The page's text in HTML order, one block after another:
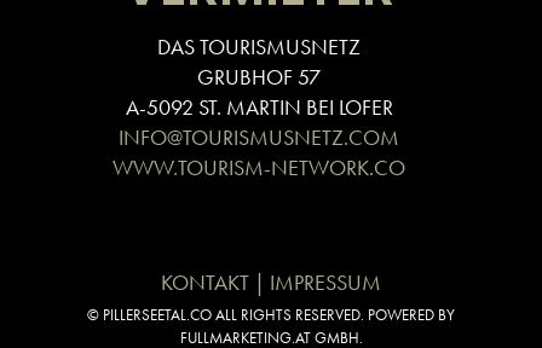
DAS TOURISMUSNETZ
GRUBHOF 57
A-5092 ST. MARTIN BEI LOFER
INFO@TOURISMUSNETZ.COM
WWW.TOURISM-NETWORK.CO
KONTAKT | IMPRESSUM
© PILLERSEETAL.CO ALL RIGHTS RESERVED. POWERED BY
FULLMARKETING.AT GMBH.